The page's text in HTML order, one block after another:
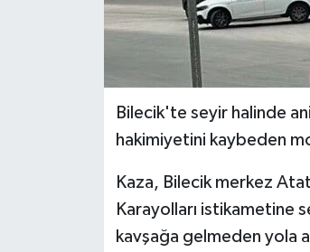
Bilecik'te seyir halinde
hakimiyetini kaybeden
Kaza, Bilecik merkez
Karayolları istikametine
kavşağa gelmeden yola